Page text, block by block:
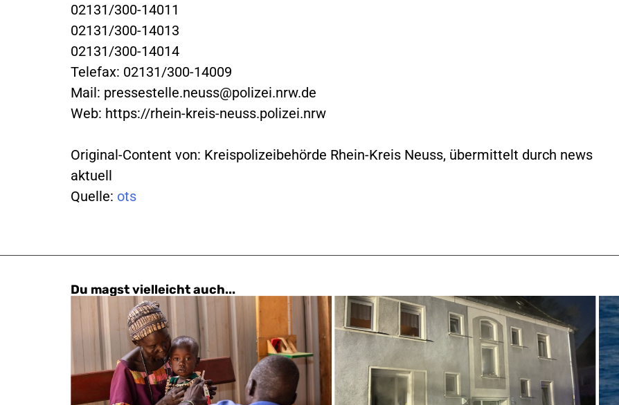
02131/300-14011
02131/300-14013
02131/300-14014
Telefax: 02131/300-14009
Mail: pressestelle.neuss@polizei.nrw.de
Web: https://rhein-kreis-neuss.polizei.nrw
Original-Content von: Kreispolizeibehörde Rhein-Kreis Neuss, übermittelt durch news
aktuell
Quelle: ots
Du magst vielleicht auch...